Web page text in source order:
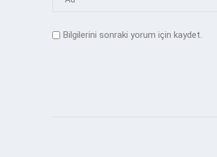
Bilgilerini sonraki yorum için kaydet.